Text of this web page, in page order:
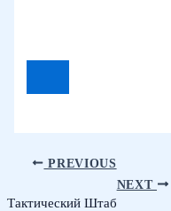
PREVIOUS
NEXT
Тактический Штаб